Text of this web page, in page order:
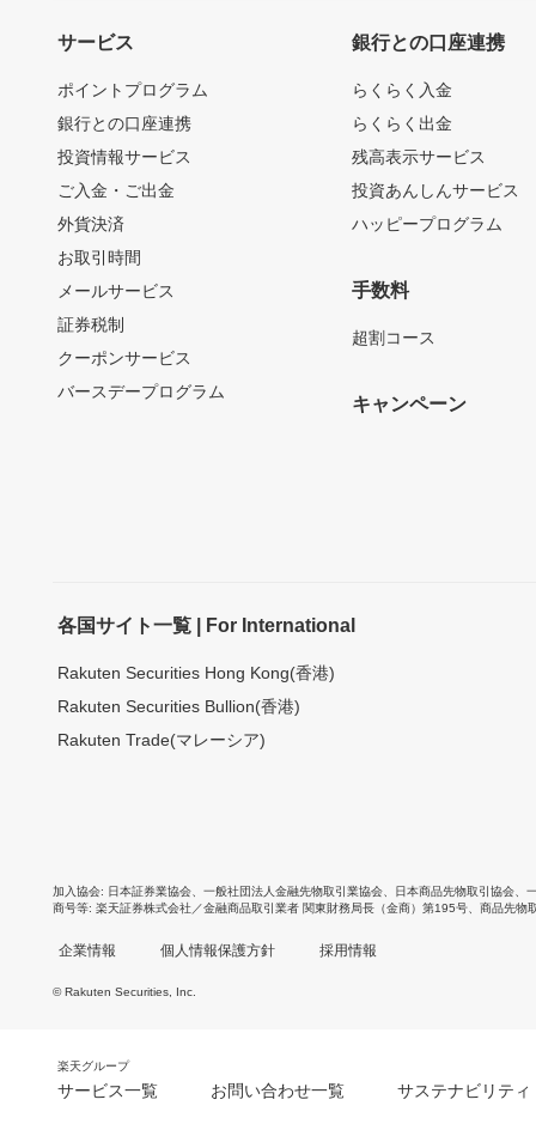
サービス
ポイントプログラム
銀行との口座連携
投資情報サービス
ご入金・ご出金
外貨決済
お取引時間
メールサービス
証券税制
クーポンサービス
バースデープログラム
銀行との口座連携
らくらく入金
らくらく出金
残高表示サービス
投資あんしんサービス
ハッピープログラム
手数料
超割コース
キャンペーン
各国サイト一覧 | For International
Rakuten Securities Hong Kong(香港)
Rakuten Securities Bullion(香港)
Rakuten Trade(マレーシア)
加入協会 日本証券業協会 一般社団法人金融先物取引業協会 日本商品先物取引協会
商号等 楽天証券株式会社／金融商品取引業者 関東財務局長（金商）第195号、商品先物
企業情報 個人情報保護方針 採用情報
© Rakuten Securities, Inc.
楽天グループ
サービス一覧 お問い合わせ一覧 サステナビリティ